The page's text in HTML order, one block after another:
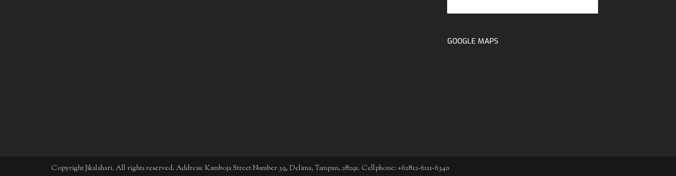
GOOGLE MAPS
Copyright Jikalahari. All rights reserved. Address: Kamboja Street Number 39, Delima, Tampan, 28291. Cellphone: +62812-6111-6340